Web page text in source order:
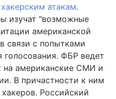
атакам.
изучат "возможные
американской
связи с попытками
ФБР ведет
на американские СМИ и
В причастности к ним
Российский